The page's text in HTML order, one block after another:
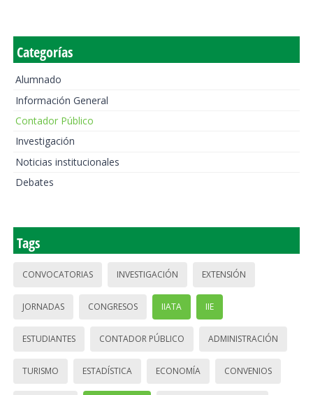
Categorías
Alumnado
Información General
Contador Público
Investigación
Noticias institucionales
Debates
Tags
CONVOCATORIAS INVESTIGACIÓN EXTENSIÓN
JORNADAS CONGRESOS IIATA IIE
ESTUDIANTES CONTADOR PÚBLICO ADMINISTRACIÓN
TURISMO ESTADÍSTICA ECONOMÍA CONVENIOS